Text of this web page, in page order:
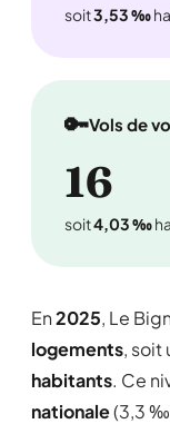
soit3,53 ‰
🔑Vols de
16
soit4,03 ‰
En2025, Le
logements, soit
habitants. Ce
nationale(3,3